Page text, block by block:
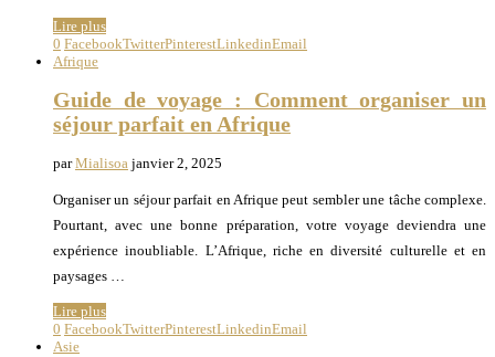
Lire plus
0 FacebookTwitterPinterestLinkedinEmail
Afrique
Guide de voyage : Comment organiser un
séjour parfait en Afrique
parMialisoa janvier 2, 2025
Organiser un séjour parfait en Afrique peut sembler une tâche complexe.
Pourtant, avec une bonne préparation, votre voyage deviendra une
expérience inoubliable. L’Afrique, riche en diversité culturelle et en
paysages …
Lire plus
0 FacebookTwitterPinterestLinkedinEmail
Asie